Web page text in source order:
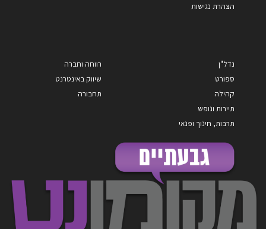
הצהרת נגישות
נדל"ן
ספורט
קהילה
תיירות ונופש
תרבות, חינוך ופנאי
רווחה וחברה
שיווק באינטרנט
תחבורה